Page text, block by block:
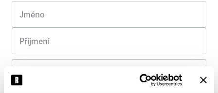
Jméno
Příjmení
Ulice